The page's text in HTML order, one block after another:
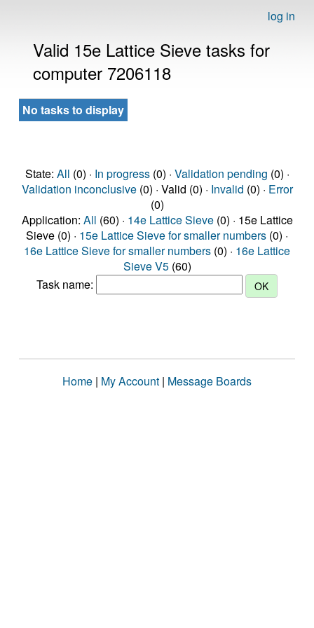
log in
Valid 15e Lattice Sieve tasks for
computer 7206118
No tasks to display
State: All (0) · In progress(0) · Validation pending (0) ·
Validation inconclusive(0) · Valid (0) · Invalid (0) · Error
(0)
Application: All (60) · 14e Lattice Sieve(0) · 15e Lattice
Sieve (0) · 15e Lattice Sieve for smaller numbers (0) ·
16e Lattice Sieve for smaller numbers (0) · 16e Lattice
Sieve V5(60)
Task name:
Home | My Account | Message Boards